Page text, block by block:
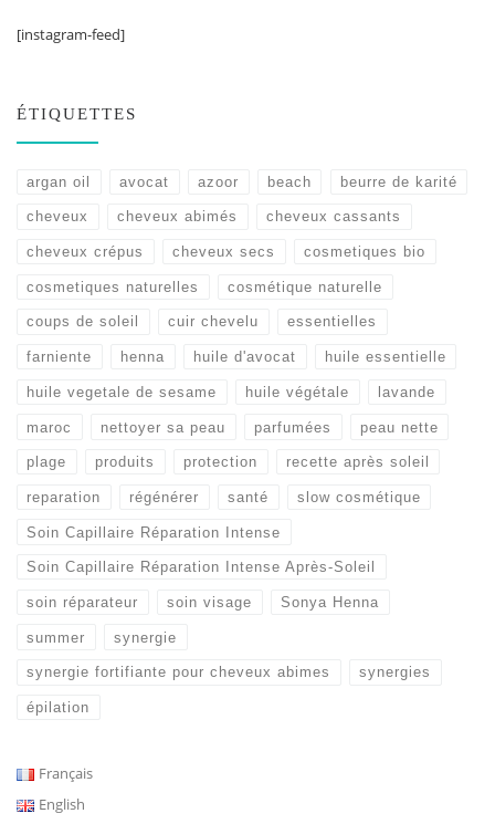
[instagram-feed]
ÉTIQUETTES
argan oil avocat azoor beach beurre de karité
cheveux cheveux abimés cheveux cassants
cheveux crépus cheveux secs cosmetiques bio
cosmetiques naturelles cosmétique naturelle
coups de soleil cuir chevelu essentielles
farniente henna huile d'avocat huile essentielle
huile vegetale de sesame huile végétale lavande
maroc nettoyer sa peau parfumées peau nette
plage produits protection recette après soleil
reparation régénérer santé slow cosmétique
Soin Capillaire Réparation Intense
Soin Capillaire Réparation Intense Après-Soleil
soin réparateur soin visage Sonya Henna
summer synergie
synergie fortifiante pour cheveux abimes synergies
épilation
Français
English